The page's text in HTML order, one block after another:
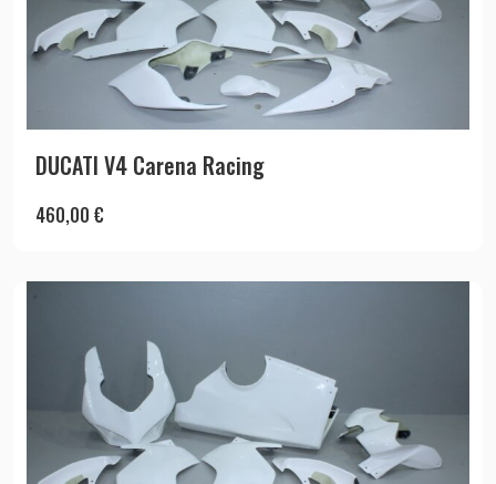
DUCATI V4 Carena Racing
460,00 €